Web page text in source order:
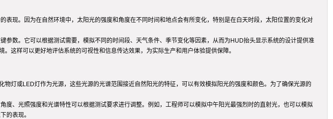
现。因为在自然环境中，太阳光的强度和角度在不同时间和地点会有所变化，特别是在白天时段，太阳位置的变化对
数。它可以根据测试需要，模拟不同的时间段、天气条件、季节变化等因素，从而为HUD抬头显示系统的设计提供准
这样可以更好地评估系统的可视性和信息传达效果，为实际生产和用户体验提供保障。
灯或LED灯作为光源，这些光源的光谱范围接近自然阳光的特征，可以有效模拟阳光的强度和颜色。为了确保光源的
、光照强度和光谱特性可以根据测试要求进行调整。例如，工程师可以模拟中午阳光最强烈时的直射光，也可以模拟
的表现。